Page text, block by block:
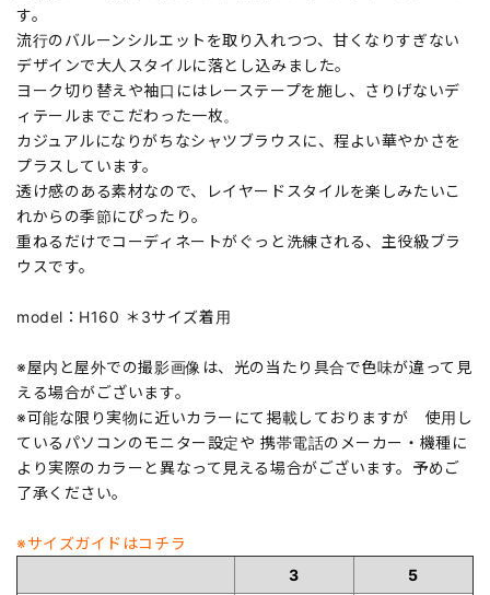
す。
流行のバルーンシルエットを取り入れつつ、甘くなりすぎない
デザインで大人スタイルに落とし込みました。
ヨーク切り替えや袖口にはレーステープを施し、さりげないデ
ィテールまでこだわった一枚。
カジュアルになりがちなシャツブラウスに、程よい華やかさを
プラスしています。
透け感のある素材なので、レイヤードスタイルを楽しみたいこ
れからの季節にぴったり。
重ねるだけでコーディネートがぐっと洗練される、主役級ブラ
ウスです。
model：H160 ＊3サイズ着用
※屋内と屋外での撮影画像は、光の当たり具合で色味が違って見
える場合がございます。
※可能な限り実物に近いカラーにて掲載しておりますが 使用し
ているパソコンのモニター設定や 携帯電話のメーカー・機種に
より実際のカラーと異なって見える場合がございます。予めご
了承ください。
※サイズガイドはコチラ
3
5